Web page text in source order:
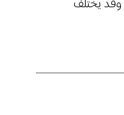
وقد يختلف